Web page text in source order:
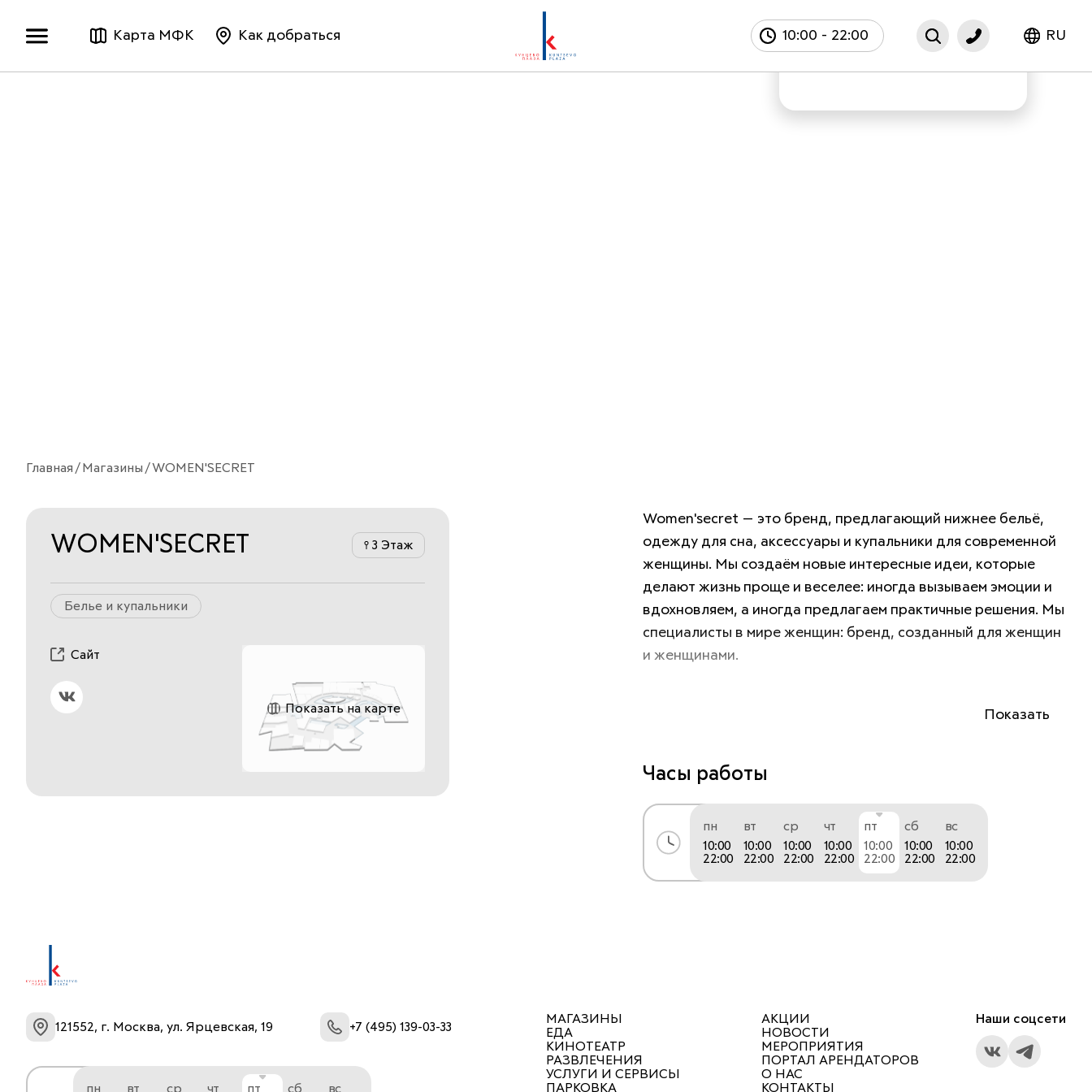
Карта МФК Как добраться 10:00 - 22:00 RU
Главная Магазины WOMEN'SECRET
WOMEN'SECRET 3 Этаж
Белье и купальники
Сайт
Показать на карте
Women'secret — это бренд, предлагающий нижнее бельё,
одежду для сна, аксессуары и купальники для современной
женщины. Мы создаём новые интересные идеи, которые
делают жизнь проще и веселее: иногда вызываем эмоции и
вдохновляем, а иногда предлагаем практичные решения. Мы
специалисты в мире женщин: бренд, созданный для женщин
и женщинами.
Наша цель — развивать международный бренд, сочетающий
Women'secret входит в состав Grupo Cortefiel — пятой по
величине текстильной группы Европы. Бренд был основан в
1993 году, первый магазин открылся в центре Мадрида,
Испания. С самого начала наша задача заключалась в том,
его международное развитие. Сегодня Women'secret
насчитывает более 520 магазинов в 40 странах мира.
Показать
Часы работы
пн
10:00
22:00
вт
10:00
22:00
ср
10:00
22:00
чт
10:00
22:00
пт
10:00
22:00
сб
10:00
22:00
вс
10:00
22:00
121552, г. Москва, ул. Ярцевская, 19 +7 (495) 139-03-33
пн вт ср чт пт сб вс
МАГАЗИНЫ
ЕДА
КИНОТЕАТР
РАЗВЛЕЧЕНИЯ
УСЛУГИ И СЕРВИСЫ
ПАРКОВКА
АКЦИИ
НОВОСТИ
МЕРОПРИЯТИЯ
ПОРТАЛ АРЕНДАТОРОВ
О НАС
КОНТАКТЫ
Наши соцсети